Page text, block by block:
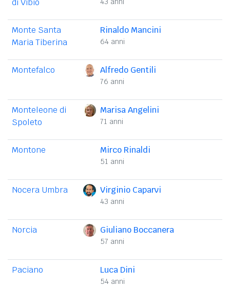
di Vibio
Monte Santa
Maria Tiberina
Rinaldo Mancini
64 anni
Montefalco Alfredo Gentili
76 anni
Monteleone di
Spoleto
Marisa Angelini
71 anni
Montone Mirco Rinaldi
51 anni
Nocera Umbra Virginio Caparvi
43 anni
Norcia Giuliano Boccanera
57 anni
Paciano Luca Dini
54 anni